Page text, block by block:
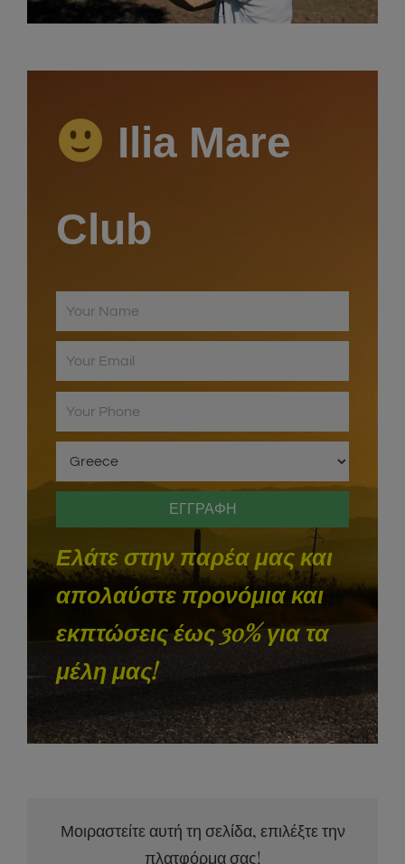
Ilia Mare
Club
Ελάτε στην παρέα μας και
απολαύστε προνόμια και
εκπτώσεις έως 30% για τα
μέλη μας!
Μοιραστείτε αυτή τη σελίδα, επιλέξτε την
πλατφόρμα σας!